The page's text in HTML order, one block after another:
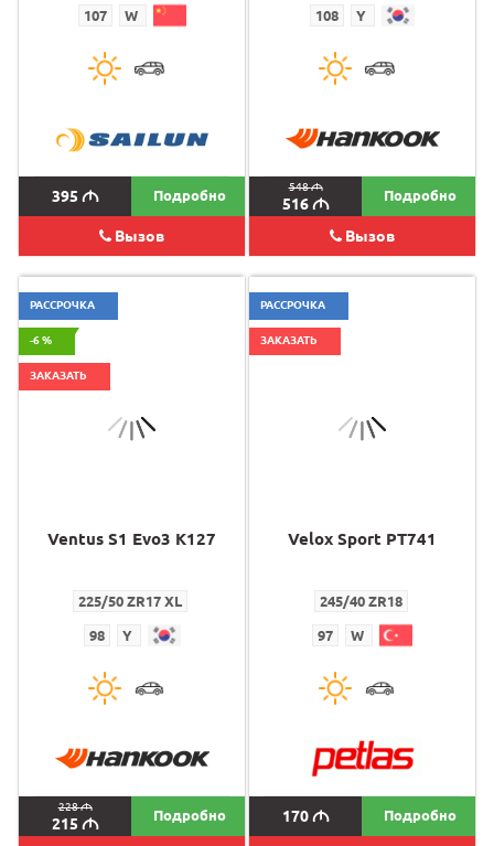
107 W
395 M Подробно
Вызов
108 Y
548M
516M Подробно
Вызов
РАССРОЧКА
-6 %
ЗАКАЗАТЬ
Ventus S1 Evo3 K127
225/50 ZR17 XL
98 Y
228M
215 M Подробно
РАССРОЧКА
ЗАКАЗАТЬ
Velox Sport PT741
245/40 ZR18
97 W
170M Подробно